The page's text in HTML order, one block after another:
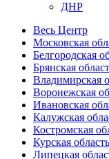
ДНР
Весь Центр
Московская
Белгородская
Брянская
Владимирская
Воронежская
Ивановская
Калужская
Костромская
Курская область
Липецкая